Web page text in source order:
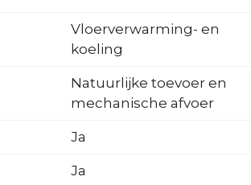
Vloerverwarming- en
koeling
Natuurlijke toevoer en
mechanische afvoer
Ja
Ja